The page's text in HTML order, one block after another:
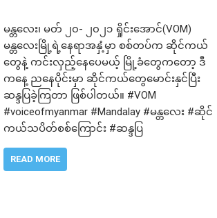
မန္တလေး၊ မတ် ၂၀- ၂၀၂၁ ရှိုင်းအောင်(VOM)
မန္တလေးမြို့ရဲ့နေရာအနှံ့မှာ စစ်တပ်က ဆိုင်ကယ်
တွေနဲ့ ကင်းလှည့်နေပေမယ့် မြို့ခံတွေကတော့ ဒီ
ကနေ့ ညနေပိုင်းမှာ ဆိုင်ကယ်တွေမောင်းနှင်ပြီး
ဆန္ဒပြခဲ့ကြတာ ဖြစ်ပါတယ်။ #VOM
#voiceofmyanmar #Mandalay #မန္တလေး #ဆိုင်
ကယ်သပိတ်စစ်ကြောင်း #ဆန္ဒပြ
READ MORE